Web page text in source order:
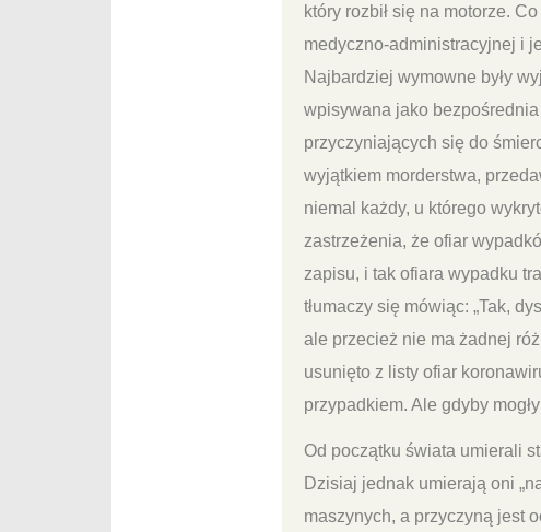
który rozbił się na motorze.
medyczno-administracyjnej i
Najbardziej wymowne były
wpisywana jako
przyczyniających się do
wyjątkiem morderstwa,
niemal każdy, u którego
zastrzeżenia, że ofiar
zapisu, i tak ofiara wypadku
tłumaczy się mówiąc: „Tak,
ale przecież nie ma żadnej
usunięto z listy ofiar
przypadkiem. Ale gdyby
Od początku świata umierali
Dzisiaj jednak umierają oni
maszynych, a przyczyną jest